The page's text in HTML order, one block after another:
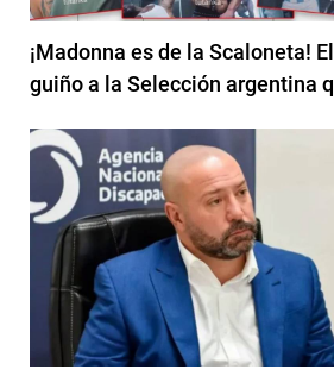
¡Madonna es de la Scaloneta!
guiño a la Selección argentina